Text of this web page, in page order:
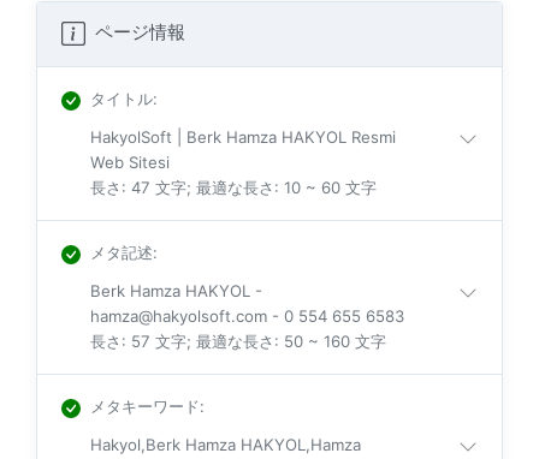
ページ情報
タイトル:
HakyolSoft | Berk Hamza HAKYOL Resmi
Web Sitesi
長さ: 47 文字; 最適な長さ: 10 ~ 60 文字
メタ記述:
Berk Hamza HAKYOL -
hamza@hakyolsoft.com - 0 554 655 6583
長さ: 57 文字; 最適な長さ: 50 ~ 160 文字
メタキーワード:
Hakyol,Berk Hamza HAKYOL,Hamza